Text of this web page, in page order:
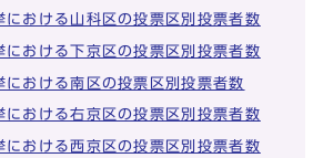
における山科区の投票区別投票者数
における下京区の投票区別投票者数
における南区の投票区別投票者数
における右京区の投票区別投票者数
における西京区の投票区別投票者数